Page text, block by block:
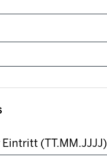
Eintritt (TT.MM.JJJJ)